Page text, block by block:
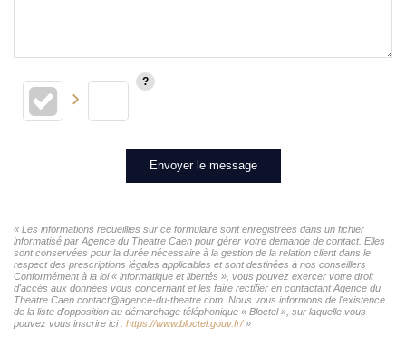
Envoyer le message
« Les informations recueillies sur ce formulaire sont enregistrées dans un fichier
informatisé par Agence du Theatre Caen pour gérer votre demande de contact. Elles
sont conservées pour la durée nécessaire à la gestion de la relation client dans le
respect des prescriptions légales applicables et sont destinées à nos conseillers
Conformément à la loi « informatique et libertés », vous pouvez exercer votre droit
d'accès aux données vous concernant et les faire rectifier en contactant Agence du
Theatre Caen contact@agence-du-theatre.com. Nous vous informons de l'existence
de la liste d'opposition au démarchage téléphonique « Bloctel », sur laquelle vous
pouvez vous inscrire ici : https://www.bloctel.gouv.fr/»